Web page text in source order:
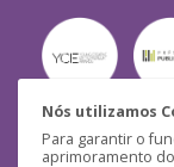
Nós utilizamos
Para garantir o
aprimoramento